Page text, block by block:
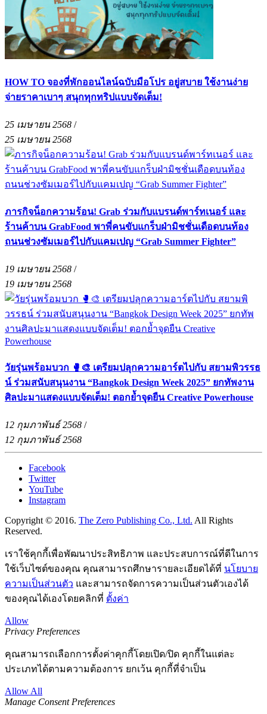
HOW TO จองที่พักออนไลน์ฉบับมือโปร อยู่สบาย ใช้งานง่าย
จ่ายราคาเบาๆ สนุกทุกทริปแบบจัดเต็ม!
25 เมษายน 2568 /
25 เมษายน 2568
ภารกิจน็อกความร้อน! Grab ร่วมกับแบรนด์พาร์ทเนอร์ และ
ร้านค้าบน GrabFood พาพี่คนขับแกร็บฝ่ามิชชั่นเดือดบนท้อง
ถนนช่วงซัมเมอร์ไปกับแคมเปญ “Grab Summer Fighter”
19 เมษายน 2568 /
19 เมษายน 2568
วัยรุ่นพร้อมบวก 🥊🎨 เตรียมปลุกความอาร์ตไปกับ สยามพิวรรธ
น์ ร่วมสนับสนุนงาน “Bangkok Design Week 2025” ยกทัพงาน
ศิลปะมาแสดงแบบจัดเต็ม! ตอกย้ำจุดยืน Creative Powerhouse
12 กุมภาพันธ์ 2568 /
12 กุมภาพันธ์ 2568
Facebook
Twitter
YouTube
Instagram
Copyright © 2016. The Zero Publishing Co., Ltd. All Rights
Reserved.
เราใช้คุกกี้เพื่อพัฒนาประสิทธิภาพ และประสบการณ์ที่ดีในการ
ใช้เว็บไซต์ของคุณ คุณสามารถศึกษารายละเอียดได้ที่ นโยบาย
ความเป็นส่วนตัว และสามารถจัดการความเป็นส่วนตัวเองได้
ของคุณได้เองโดยคลิกที่ ตั้งค่า
Allow
Privacy Preferences
คุณสามารถเลือกการตั้งค่าคุกกี้โดยเปิด/ปิด คุกกี้ในแต่ละ
ประเภทได้ตามความต้องการ ยกเว้น คุกกี้ที่จำเป็น
Allow All
Manage Consent Preferences